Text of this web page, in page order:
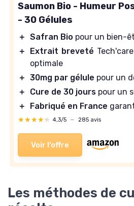
Saumon Bio - Humeur
- 30 Gélules
＋ Safran Bio pour un bien-
＋
Extrait breveté
optimale
＋ 30mg par gélule pour un
＋
Cure de 30 jours pour un
＋
Fabriqué en France
★★★★★
★★★★★ 4,3/5 — 285 avis
Voir l'offre
Les méthodes de